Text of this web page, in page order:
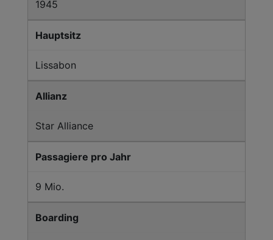
1945
Hauptsitz
Lissabon
Allianz
Star Alliance
Passagiere pro Jahr
9 Mio.
Boarding